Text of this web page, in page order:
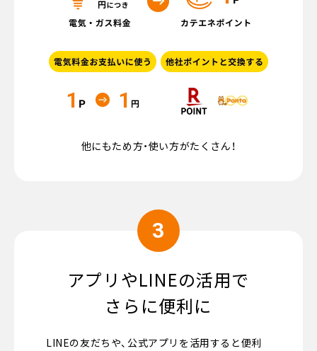
他にもため方・使い方がたくさん！
3
アプリやLINEの活用で
さらに便利に
LINEの友だちや、公式アプリを活用すると便利